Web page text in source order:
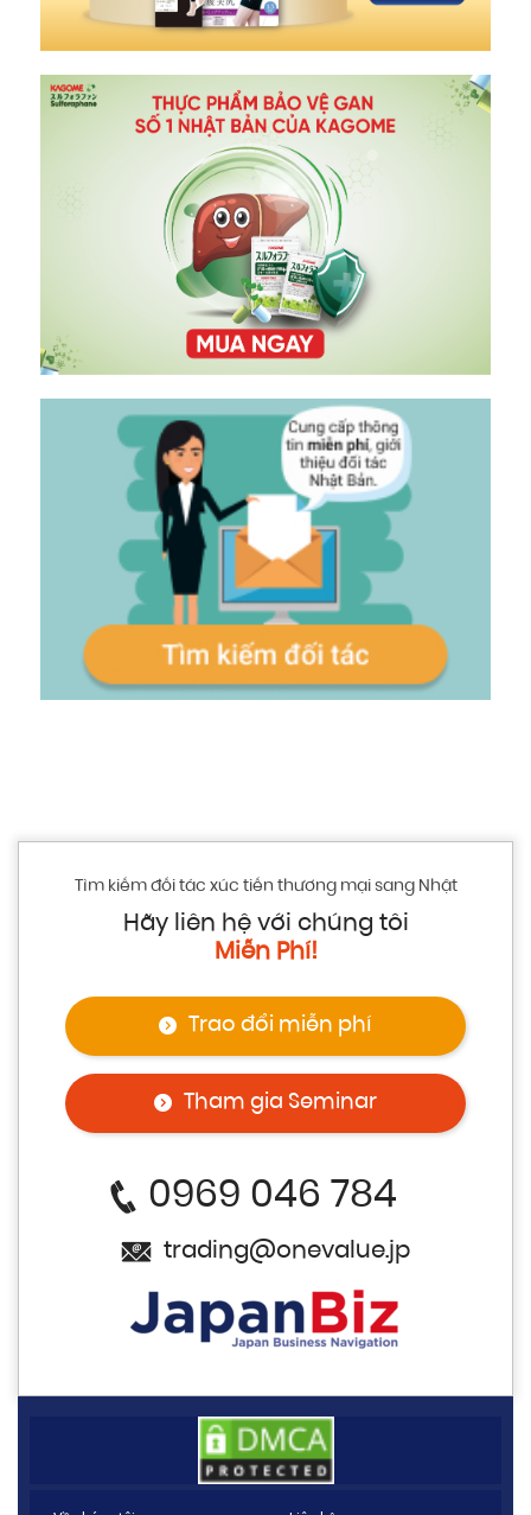
Tìm kiếm đối tác xúc tiến thương mại sang Nhật
Hãy liên hệ với chúng tôi
Miễn Phí!
Trao đổi miễn phí
Tham gia Seminar
0969 046 784
trading@onevalue.jp